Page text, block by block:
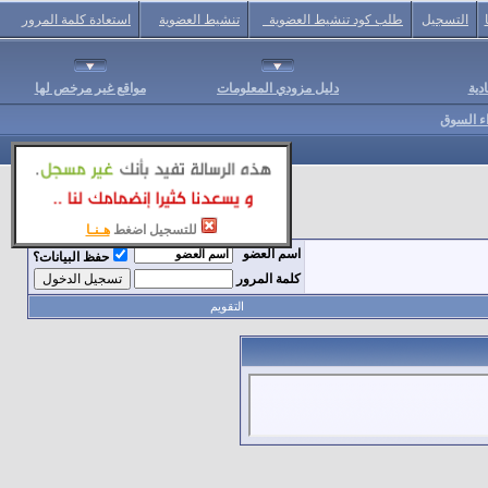
للتسجيل اضغط هـنـا
التسجيل طلب كود تنشيط العضوية تنشيط العضوية استعادة كلمة المرور
دليل مزودي المعلومات مواقع غير مرخص لها
السوق
اسم العضو
حفظ البيانات؟
كلمة المرور
التقويم